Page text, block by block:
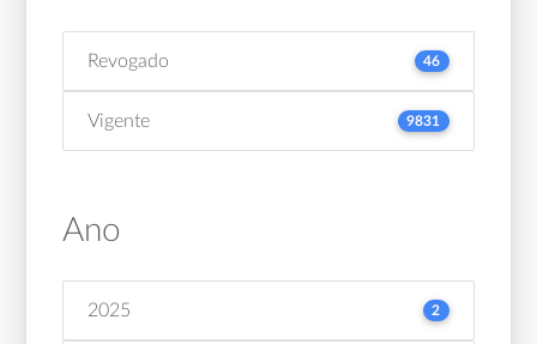
Revogado 46
Vigente 9831
Ano
2025 2